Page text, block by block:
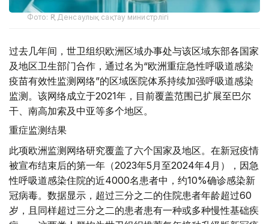
Фото: ҚР Денсаулық сақтау министрлігі
过去几年间，世卫组织欧洲区域办事处与该区域东部各国家
及地区卫生部门合作，通过名为“欧洲重症急性呼吸道感染
疫苗有效性监测网络”的区域医院体系持续加强呼吸道感染
监测。该网络成立于2021年，目前覆盖范围已扩展至巴尔
干、南高加索及中亚等多个地区。
重症监测结果
此项欧洲监测网络研究覆盖了六个国家及地区。在新冠疫情
被宣布结束后的第一年（2023年5月至2024年4月），因急
性呼吸道感染住院的近4000名患者中，约10%确诊感染新
冠病毒。数据显示，超过三分之二的住院患者年龄超过60
岁，且同样超过三分之二的患者患有一种或多种慢性基础疾